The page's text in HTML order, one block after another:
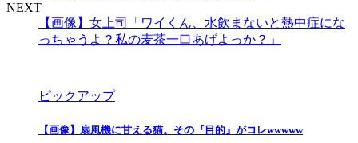
NEXT
【画像】女上司「ワイくん、水飲まないと熱中症にな
っちゃうよ？私の麦茶一口あげよっか？」
ピックアップ
【画像】扇風機に甘える猫。その『目的』がコレwwwww